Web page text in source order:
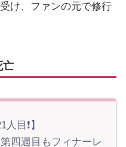
け、ファンの元で修行
亡
人目❗️】
四週目もフィナーレ